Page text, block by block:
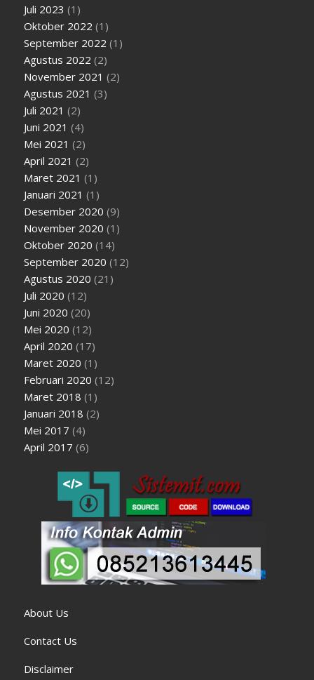
Juli 2023 (1)
Oktober 2022 (1)
September 2022 (1)
Agustus 2022 (2)
November 2021 (2)
Agustus 2021 (3)
Juli 2021 (2)
Juni 2021 (4)
Mei 2021 (2)
April 2021 (2)
Maret 2021 (1)
Januari 2021 (1)
Desember 2020 (9)
November 2020 (1)
Oktober 2020 (14)
September 2020 (12)
Agustus 2020 (21)
Juli 2020 (12)
Juni 2020 (20)
Mei 2020 (12)
April 2020 (17)
Maret 2020 (1)
Februari 2020 (12)
Maret 2018 (1)
Januari 2018 (2)
Mei 2017 (4)
April 2017 (6)
About Us
Contact Us
Disclaimer